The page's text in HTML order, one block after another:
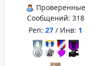
Проверенные
Сообщений: 318
Реп: 27 / Инв: 1